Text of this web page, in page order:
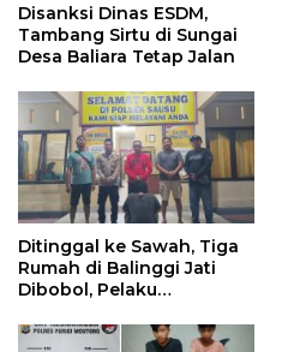
Disanksi Dinas ESDM,
Tambang Sirtu di Sungai
Desa Baliara Tetap Jalan
Ditinggal ke Sawah, Tiga
Rumah di Balinggi Jati
Dibobol, Pelaku